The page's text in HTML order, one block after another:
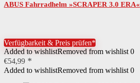
ABUS Fahrradhelm »SCRAPER 3.0 ERA«
Verfügbarkeit & Preis prüfen*
Added to wishlistRemoved from wishlist 0
€54,99
Added to wishlistRemoved from wishlist 0